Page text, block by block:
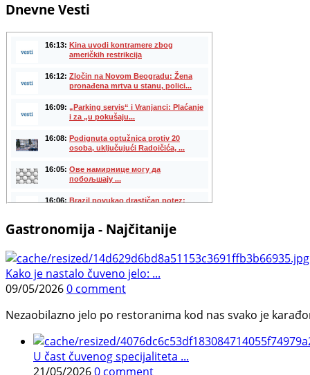
Dnevne Vesti
Gastronomija - Najčitanije
Kako je nastalo čuveno jelo: ...
09/05/20260 comment
Nezaobilazno jelo po restoranima kod nas svako je
U čast čuvenog specijaliteta ...
21/05/20260 comment